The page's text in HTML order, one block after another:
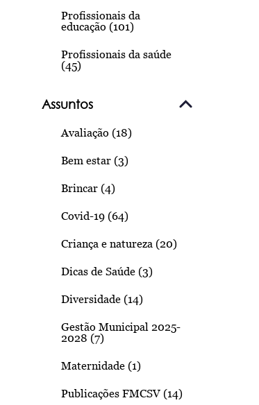
Profissionais da
educação (101)
Profissionais da saúde
(45)
Assuntos
Avaliação (18)
Bem estar (3)
Brincar (4)
Covid-19 (64)
Criança e natureza (20)
Dicas de Saúde (3)
Diversidade (14)
Gestão Municipal 2025-
2028 (7)
Maternidade (1)
Publicações FMCSV (14)